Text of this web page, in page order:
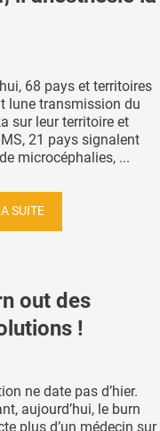
68 pays et territoires
lune transmission du
sur leur territoire et
21 pays signalent
microcéphalies, ...
SUITE
out des
!
ne date pas d’hier.
aujourd’hui, le burn
plus d’un médecin sur